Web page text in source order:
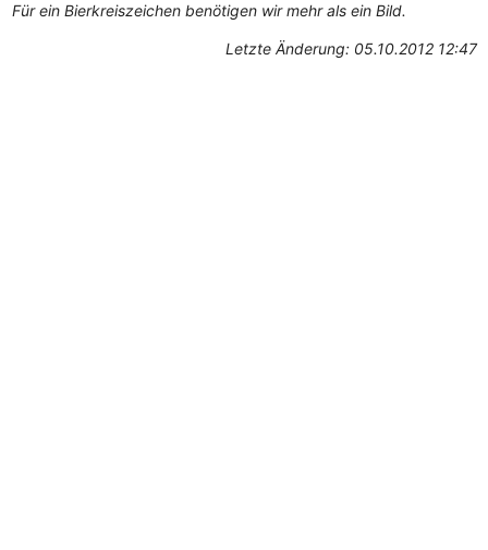
Für ein Bierkreiszeichen benötigen wir mehr als ein Bild.
Letzte Änderung: 05.10.2012 12:47